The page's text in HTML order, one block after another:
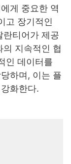
게 중요한 역
고 장기적인
란티어가 제공
지속적인 협
인 데이터를
하며, 이는 플
화한다.